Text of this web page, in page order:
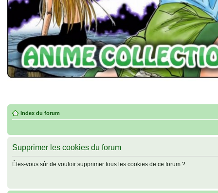
Index du forum
Supprimer les cookies du forum
Êtes-vous sûr de vouloir supprimer tous les cookies de ce forum ?